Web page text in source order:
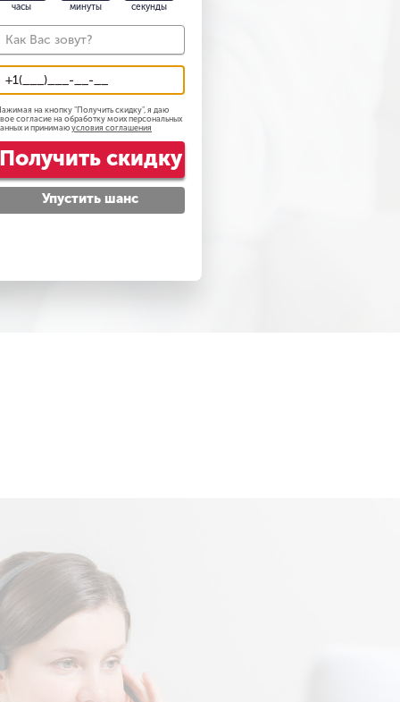
быть необходима
анонимно,
— в мессенджере
и регулярная.
часы минуты секунды
на кнопку "Получить скидку", я даю
согласие на обработку моих персональных
и принимаю условия соглашения
скидку
Упустить шанс